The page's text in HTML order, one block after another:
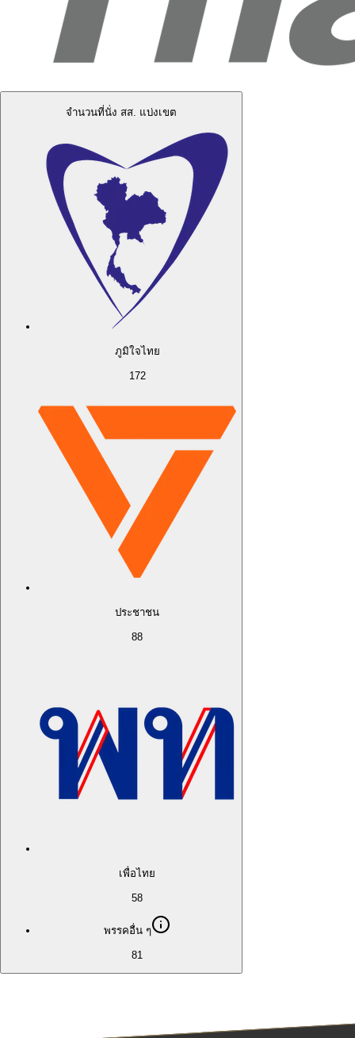
จำนวนที่นั่ง สส. แบ่งเขต
ภูมิใจไทย
172
ประชาชน
88
เพื่อไทย
58
พรรคอื่น ๆ
81